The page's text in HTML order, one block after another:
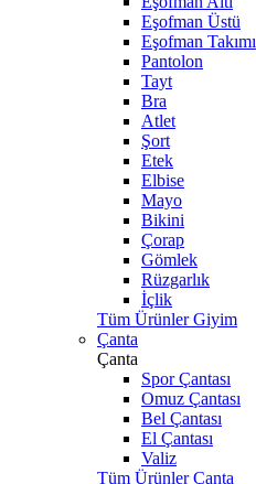
Eşofman Üstü
Eşofman Takımı
Pantolon
Tayt
Bra
Atlet
Şort
Etek
Elbise
Mayo
Bikini
Çorap
Gömlek
Rüzgarlık
İçlik
Tüm Ürünler Giyim
Çanta
Çanta
Spor Çantası
Omuz Çantası
Bel Çantası
El Çantası
Valiz
Tüm Ürünler Çanta